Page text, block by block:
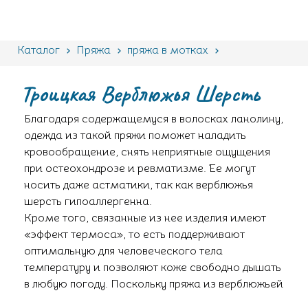
Каталог Пряжа
пряжа в мотках
Благодаря содержащемуся в волосках ланолину,
одежда из такой пряжи поможет наладить
кровообращение, снять неприятные ощущения
при остеохондрозе и ревматизме. Ее могут
носить даже астматики, так как верблюжья
шерсть гипоаллергенна.
Кроме того, связанные из нее изделия имеют
«эффект термоса», то есть поддерживают
оптимальную для человеческого тела
температуру и позволяют коже свободно дышать
в любую погоду. Поскольку пряжа из верблюжьей
Троицкая Верблюжья Шерсть